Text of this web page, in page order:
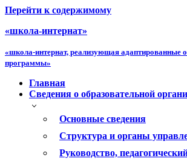
Перейти к содержимому
«школа-интернат»
«школа-интернат, реализующая адаптированные
программы»
Главная
Сведения о образовательной
Основные сведения
Структура и органы
Руководство,